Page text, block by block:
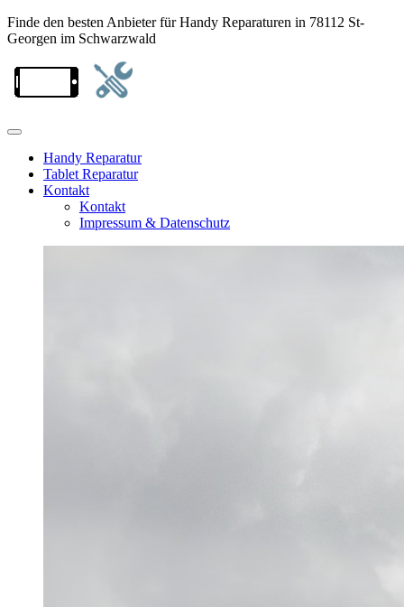
Finde den besten Anbieter für Handy Reparaturen in 78112 St-
Georgen im Schwarzwald
Handy Reparatur
Tablet Reparatur
Kontakt
Kontakt
Impressum & Datenschutz